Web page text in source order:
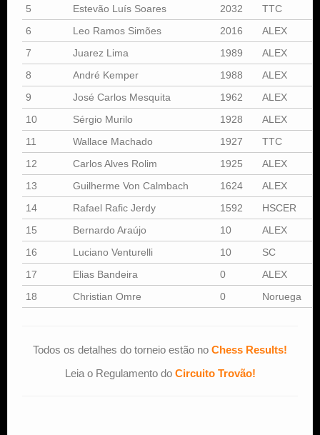
5
Estevão Luís Soares 2032
TTC
6
Leo Ramos Simões 2016
ALEX
7
Juarez Lima 1989 ALEX
8
André Kemper 1988
ALEX
9
José Carlos Mesquita 1962
ALEX
10
Sérgio Murilo 1928
ALEX
11
Wallace Machado 1927 TTC
12
Carlos Alves Rolim 1925 ALEX
13
Guilherme Von Calmbach 1624 ALEX
14
Rafael Rafic Jerdy 1592
HSCER
15
Bernardo Araújo 10
ALEX
16
Luciano Venturelli 10
SC
17
Elias Bandeira 0
ALEX
18
Christian Omre 0 Noruega
Todos os detalhes do torneio estão no Chess Results!
Leia o Regulamento do Circuito Trovão!